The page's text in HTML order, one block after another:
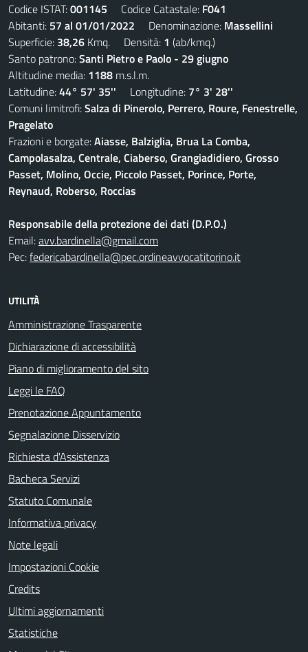
Codice ISTAT:001145 Codice Catastale: F041
Abitanti: 57 al 01/01/2022 Denominazione: Massellini
Superficie: 38,26 Kmq. Densità: 1 (ab/kmq.)
Santo patrono:Santi Pietro e Paolo - 29 giugno
Altitudine media: 1188 m.s.l.m.
Latitudine:44° 57' 35'' Longitudine: 7° 3' 28''
Comuni limitrofi:Salza di Pinerolo, Perrero, Roure, Fenestrelle,
Pragelato
Frazioni e borgate:Aiasse, Balziglia, Brua La Comba,
Campolasalza, Centrale, Ciaberso, Grangiadidiero, Grosso
Passet, Molino, Occie, Piccolo Passet, Porince, Porte,
Reynaud, Roberso, Roccias
Responsabile della protezione dei dati (D.P.O.)
Email:avv.bardinella@gmail.com
Pec:federicabardinella@pec.ordineavvocatitorino.it
UTILITÀ
Amministrazione Trasparente
Dichiarazione di accessibilità
Piano di miglioramento del sito
Leggi le FAQ
Prenotazione Appuntamento
Segnalazione Disservizio
Richiesta d'Assistenza
Bacheca Servizi
Statuto Comunale
Informativa privacy
Note legali
Impostazioni Cookie
Credits
Ultimi aggiornamenti
Statistiche